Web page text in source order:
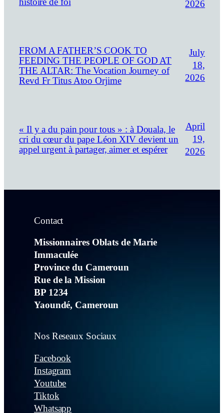
2026
FROM A FATHER’S COOK TO
FEEDING THE PEOPLE OF GOD AT
THE ALTAR: The Vocation Journey of
Revd Fr Titus Atoo Orjime
July
18,
2026
« Il y a du pain pour tous » : à Douala, le
cri du cœur du pape Léon XIV devient un
appel urgent à partager, aimer et espérer
April
19,
2026
Contact
Missionnaires Oblats de Marie
Immaculée
Province du Cameroun
Rue de la Mission
BP 1234
Yaoundé, Cameroun
Nos Reseaux Sociaux
Facebook
Instagram
Youtube
Tiktok
Whatsapp